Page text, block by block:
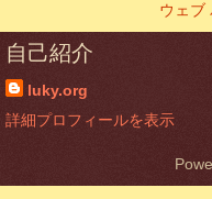
ウェブ
自己紹介
luky.org
詳細プロフィールを表示